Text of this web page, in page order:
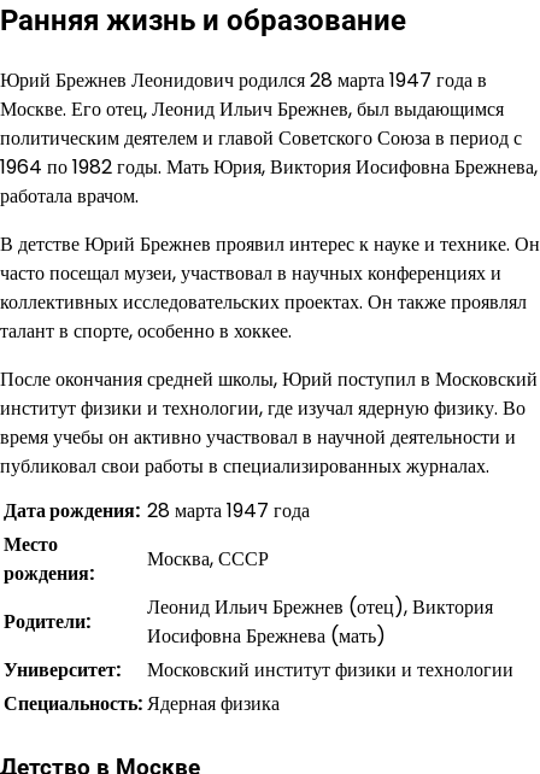
Ранняя жизнь и образование
Юрий Брежнев Леонидович родился 28 марта 1947 года в
Москве. Его отец, Леонид Ильич Брежнев, был выдающимся
политическим деятелем и главой Советского Союза в период с
1964 по 1982 годы. Мать Юрия, Виктория Иосифовна Брежнева,
работала врачом.
В детстве Юрий Брежнев проявил интерес к науке и технике. Он
часто посещал музеи, участвовал в научных конференциях и
коллективных исследовательских проектах. Он также проявлял
талант в спорте, особенно в хоккее.
После окончания средней школы, Юрий поступил в Московский
институт физики и технологии, где изучал ядерную физику. Во
время учебы он активно участвовал в научной деятельности и
публиковал свои работы в специализированных журналах.
Дата рождения: 28 марта 1947 года
Место
рождения:
Москва, СССР
Родители:
Леонид Ильич Брежнев (отец), Виктория
Иосифовна Брежнева (мать)
Университет:
Московский институт физики и технологии
Специальность:Ядерная физика
Детство в Москве